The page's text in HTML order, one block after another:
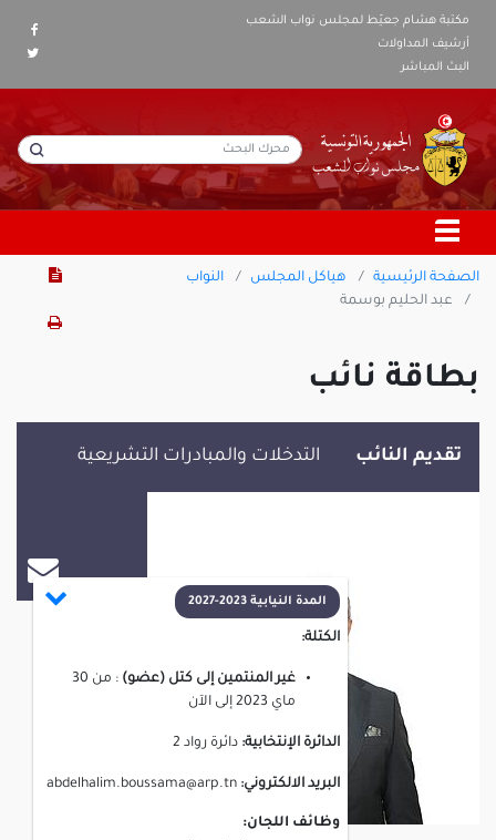
مكتبة هشام جعيّط لمجلس نواب الشعب
أرشيف المداولات
البث المباشر
الصفحة الرئيسية هياكل المجلس
النواب
عبد الحليم بوسمة
بطاقة نائب
تقديم النائب التدخلات والمبادرات التشريعية
المدة النيابية 2023-2027
الكتلة:
غير المنتمين إلى كتل (عضو): من 30
ماي 2023
إلىالآن
الدائرة الإنتخابية: دائرة رواد 2
البريد الالكتروني: abdelhalim.boussama@arp.tn
وظائف اللجان: